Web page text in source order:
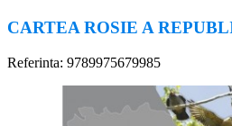
CARTEA ROSIE A
Referinta: 9789975679985